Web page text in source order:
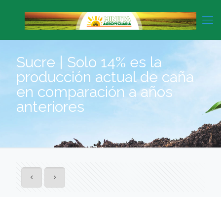
Sucre | Solo 14% es la
producción actual de caña
en comparación a años
anteriores